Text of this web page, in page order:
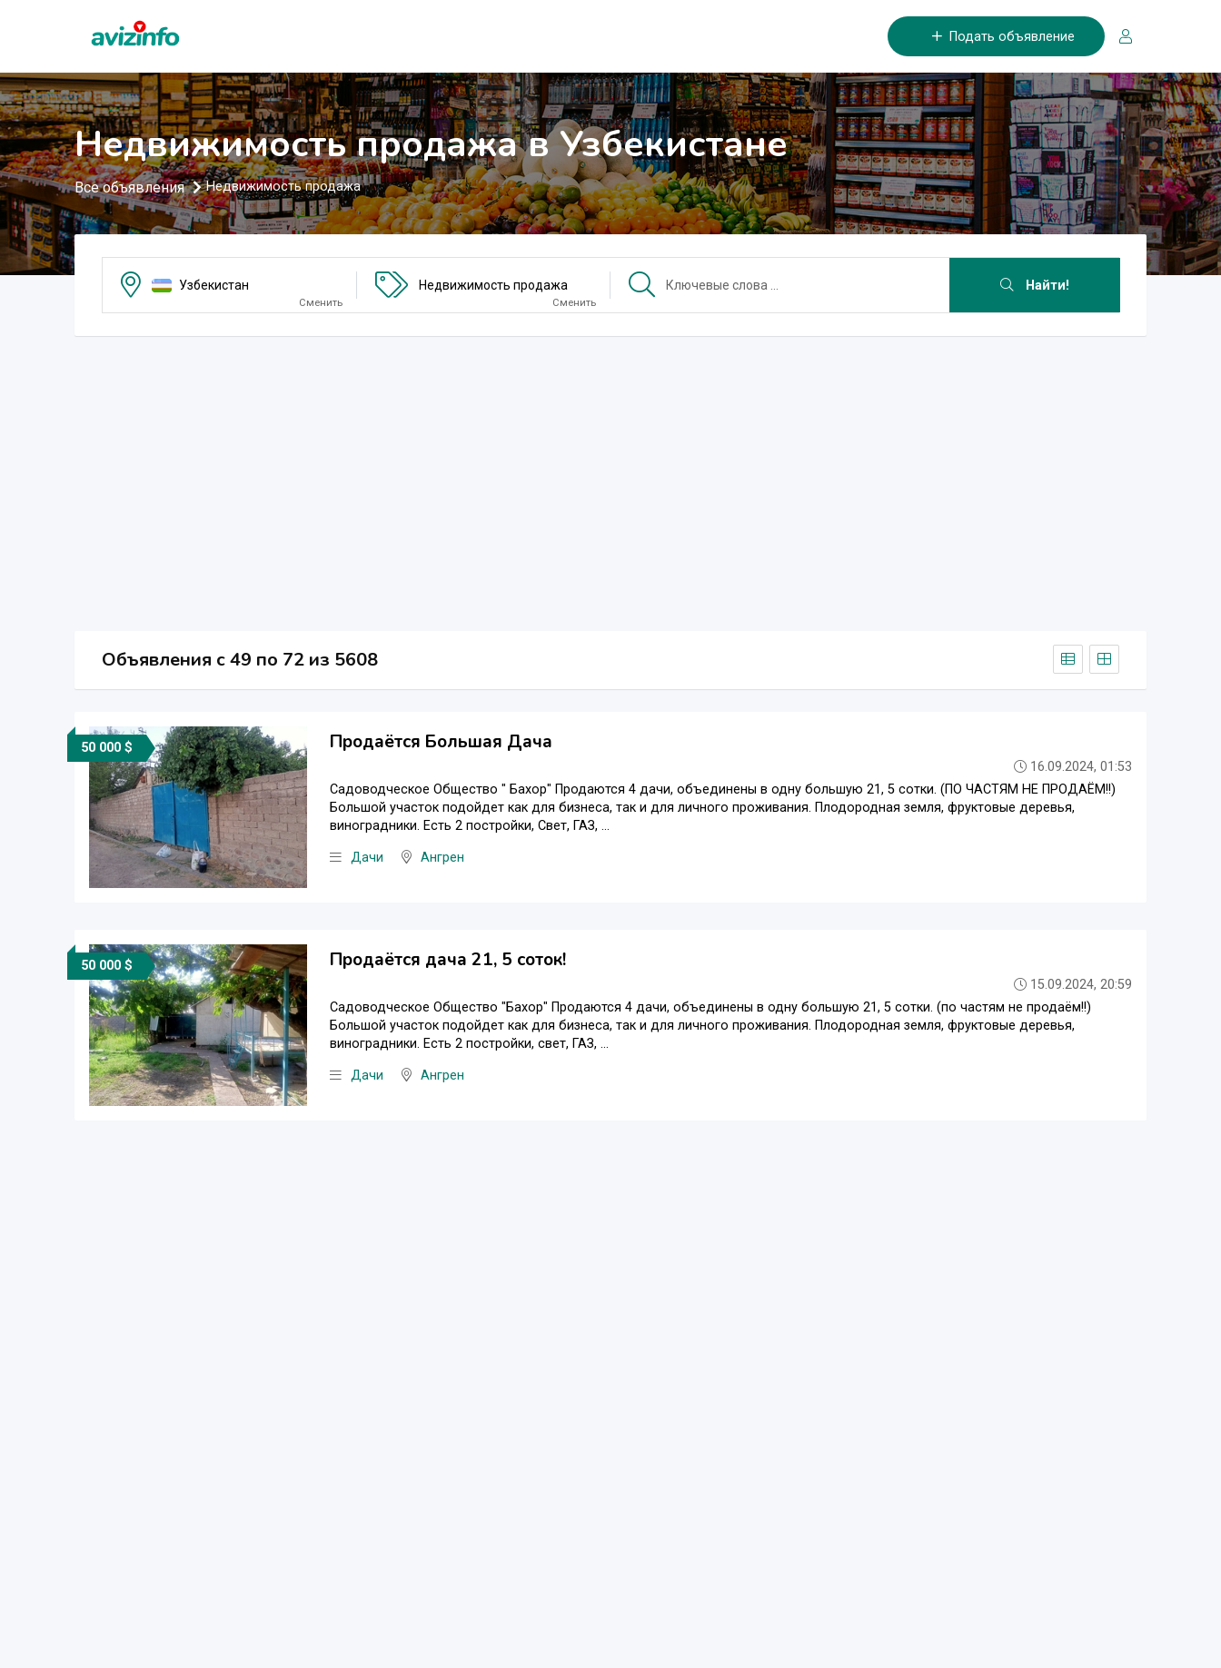
Подать объявление
Недвижимость продажа в Узбекистане
Все объявления Недвижимость продажа
Узбекистан
Сменить
Недвижимость продажа
Сменить
Найти!
Объявления c 49 по 72 из 5608
50 000 $ Продаётся Большая Дача
16.09.2024, 01:53
Садоводческое Общество " Бахор" Продаются 4 дачи, объединены в одну большую 21, 5 сотки. (ПО ЧАСТЯМ НЕ ПРОДАЁМ!!)
Большой участок подойдет как для бизнеса, так и для личного проживания. Плодородная земля, фруктовые деревья,
виноградники. Есть 2 постройки, Свет, ГАЗ, ...
Дачи Ангрен
50 000 $ Продаётся дача 21, 5 соток!
15.09.2024, 20:59
Садоводческое Общество "Бахор" Продаются 4 дачи, объединены в одну большую 21, 5 сотки. (по частям не продаём!!)
Большой участок подойдет как для бизнеса, так и для личного проживания. Плодородная земля, фруктовые деревья,
виноградники. Есть 2 постройки, свет, ГАЗ, ...
Дачи Ангрен